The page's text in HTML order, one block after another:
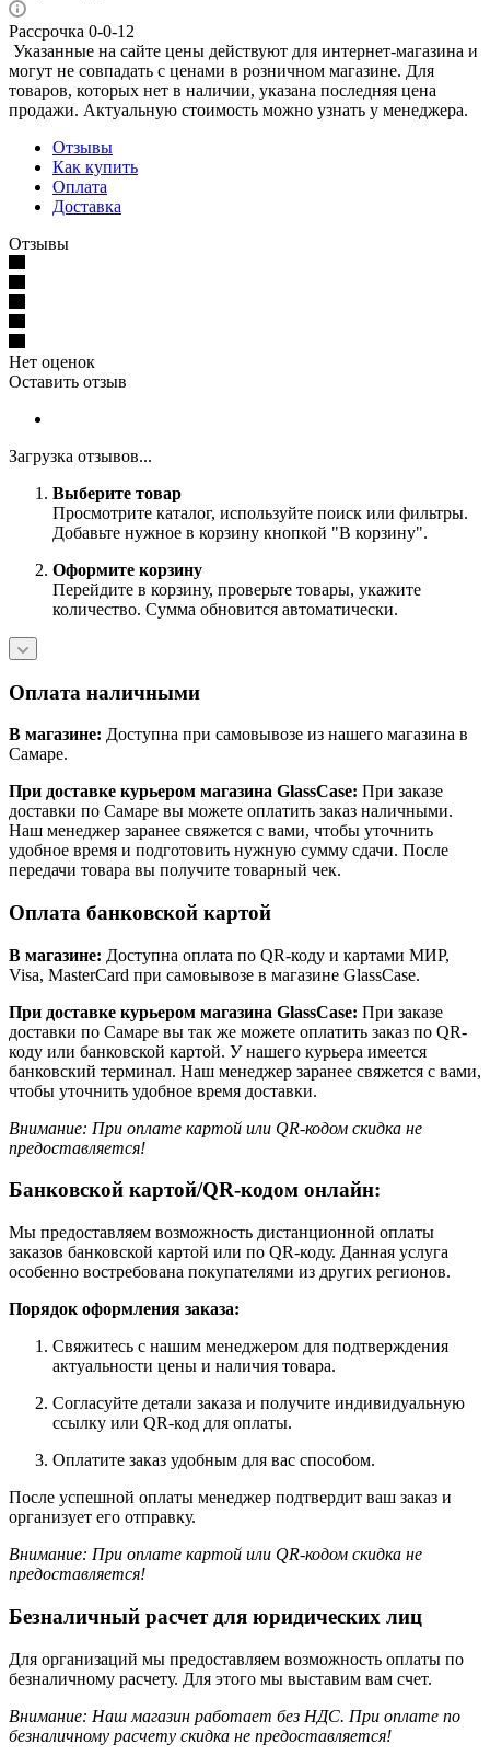
Рассрочка 0-0-12
Указанные на сайте цены действуют для интернет-магазина и
могут не совпадать с ценами в розничном магазине. Для
товаров, которых нет в наличии, указана последняя цена
продажи. Актуальную стоимость можно узнать у менеджера.
Отзывы
Как купить
Оплата
Доставка
Отзывы
Нет оценок
Оставить отзыв
Загрузка отзывов...
Выберите товар
Просмотрите каталог, используйте поиск или фильтры.
Добавьте нужное в корзину кнопкой "В корзину".
Оформите корзину
Перейдите в корзину, проверьте товары, укажите
количество. Сумма обновится автоматически.
Оплата наличными
В магазине: Доступна при самовывозе из нашего магазина в
Самаре.
При доставке курьером магазина GlassCase: При заказе
доставки по Самаре вы можете оплатить заказ наличными.
Наш менеджер заранее свяжется с вами, чтобы уточнить
удобное время и подготовить нужную сумму сдачи. После
передачи товара вы получите товарный чек.
Оплата банковской картой
В магазине: Доступна оплата по QR-коду и картами МИР,
Visa, MasterCard при самовывозе в магазине GlassCase.
При доставке курьером магазина GlassCase: При заказе
доставки по Самаре вы так же можете оплатить заказ по QR-
коду или банковской картой. У нашего курьера имеется
банковский терминал. Наш менеджер заранее свяжется с вами,
чтобы уточнить удобное время доставки.
Внимание: При оплате картой или QR-кодом скидка не
предоставляется!
Банковской картой/QR-кодом онлайн:
Мы предоставляем возможность дистанционной оплаты
заказов банковской картой или по QR-коду. Данная услуга
особенно востребована покупателями из других регионов.
Порядок оформления заказа:
Свяжитесь с нашим менеджером для подтверждения
актуальности цены и наличия товара.
Согласуйте детали заказа и получите индивидуальную
ссылку или QR-код для оплаты.
Оплатите заказ удобным для вас способом.
После успешной оплаты менеджер подтвердит ваш заказ и
организует его отправку.
Внимание: При оплате картой или QR-кодом скидка не
предоставляется!
Безналичный расчет для юридических лиц
Для организаций мы предоставляем возможность оплаты по
безналичному расчету. Для этого мы выставим вам счет.
Внимание: Наш магазин работает без НДС. При оплате по
безналичному расчету скидка не предоставляется!